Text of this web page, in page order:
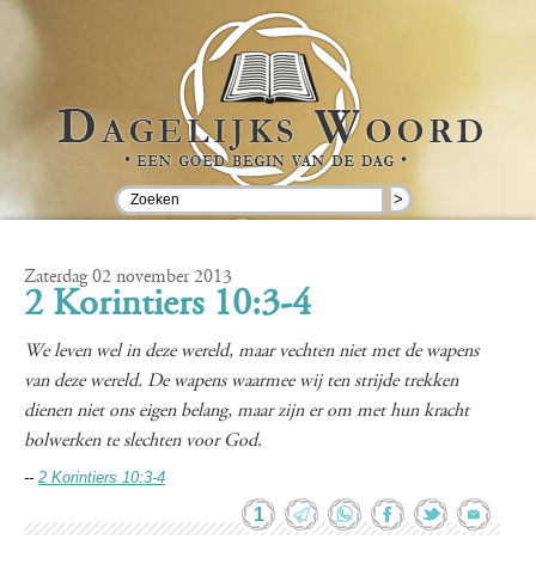
>
Zaterdag 02 november 2013
2 Korintiers 10:3-4
We leven wel in deze wereld, maar vechten niet met de wapens
van deze wereld. De wapens waarmee wij ten strijde trekken
dienen niet ons eigen belang, maar zijn er om met hun kracht
bolwerken te slechten voor God.
-- 2 Korintiers 10:3-4
1